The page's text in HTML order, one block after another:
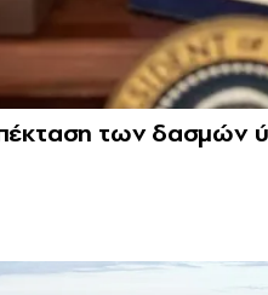
των δασμών